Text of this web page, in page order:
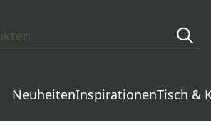
NeuheitenInspirationenTisch &